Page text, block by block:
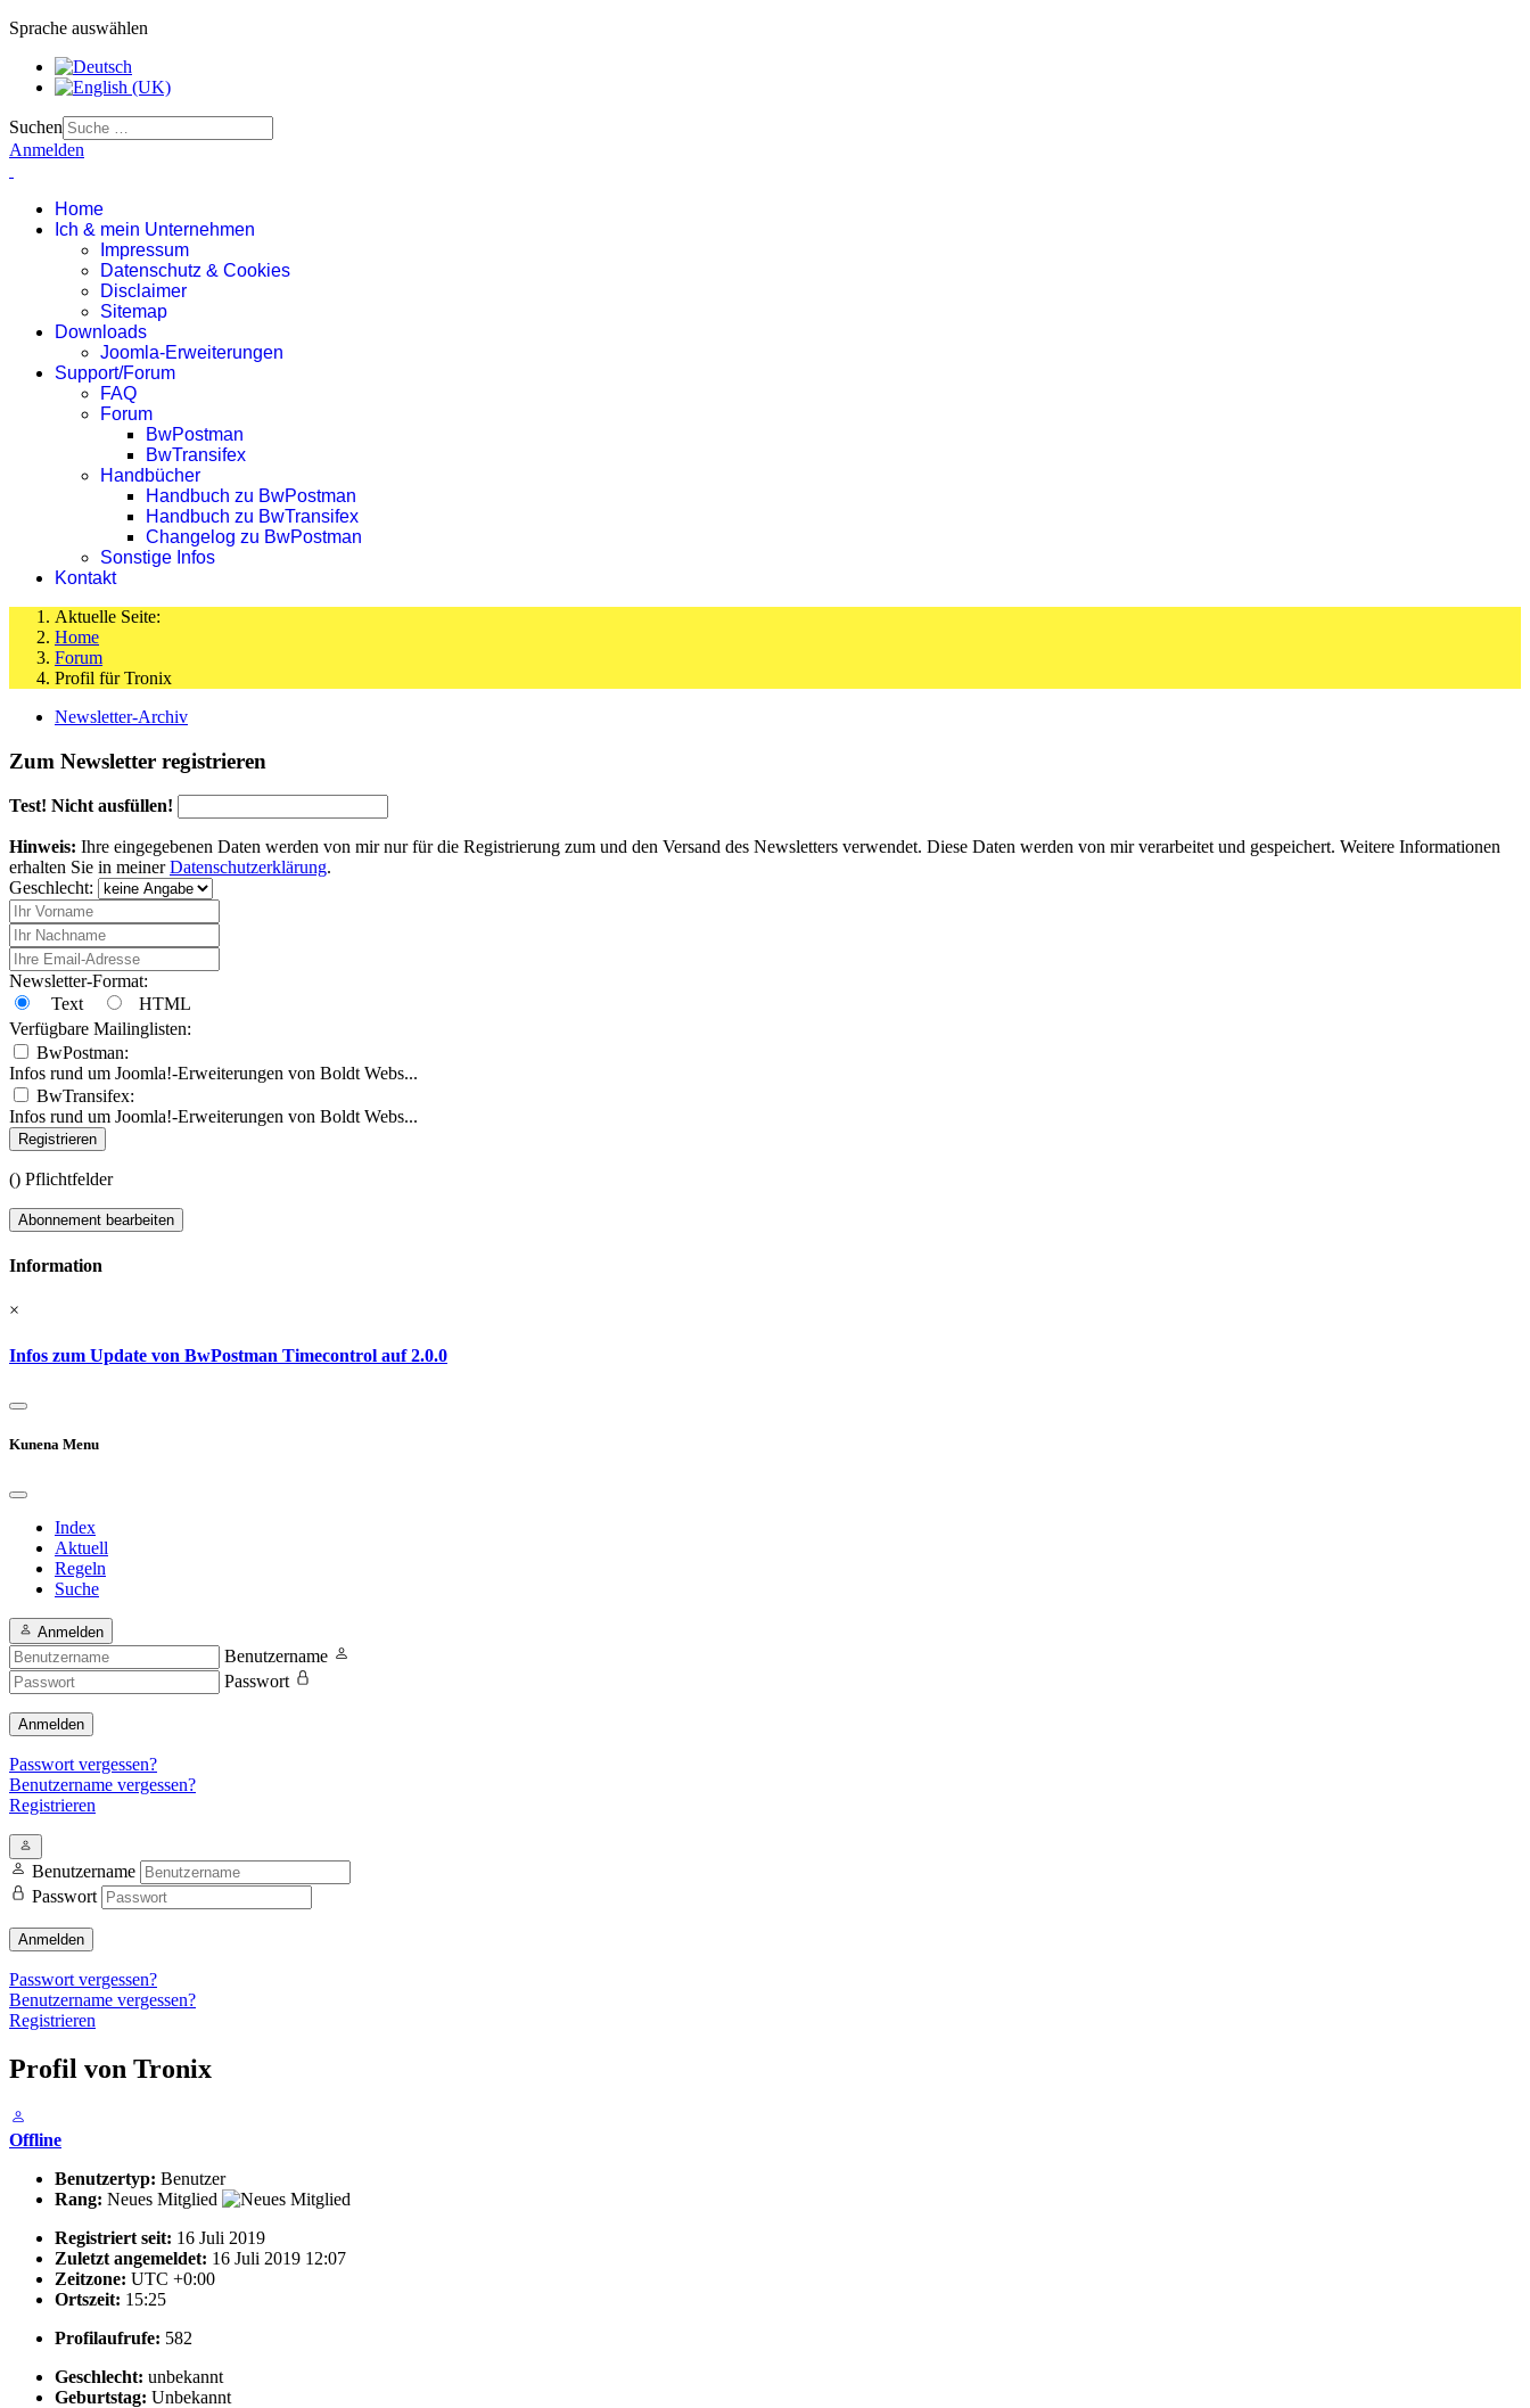
Sprache auswählen
Suchen
Anmelden
Home
Ich & mein Unternehmen
Impressum
Datenschutz & Cookies
Disclaimer
Sitemap
Downloads
Joomla-Erweiterungen
Support/Forum
FAQ
Forum
BwPostman
BwTransifex
Handbücher
Handbuch zu BwPostman
Handbuch zu BwTransifex
Changelog zu BwPostman
Sonstige Infos
Kontakt
Aktuelle Seite:
Home
Forum
Profil für Tronix
Newsletter-Archiv
Zum Newsletter registrieren
Test! Nicht ausfüllen!
Hinweis: Ihre eingegebenen Daten werden von mir nur für die Registrierung zum und den Versand des Newsletters verwendet. Diese Daten werden von mir verarbeitet und gespeichert. Weitere Informationen
erhalten Sie in meinerDatenschutzerklärung.
Geschlecht:
Newsletter-Format:
Text
HTML
Verfügbare Mailinglisten:
BwPostman:
Infos rund um Joomla!-Erweiterungen von Boldt Webs...
BwTransifex:
Infos rund um Joomla!-Erweiterungen von Boldt Webs...
Registrieren
() Pflichtfelder
Abonnement bearbeiten
Information
×
Infos zum Update von BwPostman Timecontrol auf 2.0.0
Kunena Menu
Index
Aktuell
Regeln
Suche
Anmelden
Benutzername
Passwort
Anmelden
Passwort vergessen?
Benutzername vergessen?
Registrieren
Benutzername
Passwort
Anmelden
Passwort vergessen?
Benutzername vergessen?
Registrieren
Profil von Tronix
Offline
Benutzertyp: Benutzer
Rang: Neues Mitglied
Registriert seit: 16 Juli 2019
Zuletzt angemeldet: 16 Juli 2019 12:07
Zeitzone: UTC +0:00
Ortszeit: 15:25
Profilaufrufe: 582
Geschlecht: unbekannt
Geburtstag: Unbekannt